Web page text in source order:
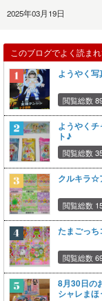
2025年03月19日
このブログでよく読ま
ようやく
閲覧総数
ようやく
ト♪
閲覧総数
クルキラ☆
閲覧総数
たまごっ
閲覧総数
8月30日の
シャレま